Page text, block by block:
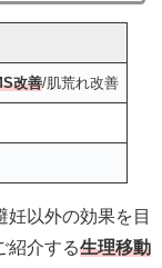
日祝は時間短縮あり
改善/肌荒れ改善
以外の効果を目
紹介する生理移動